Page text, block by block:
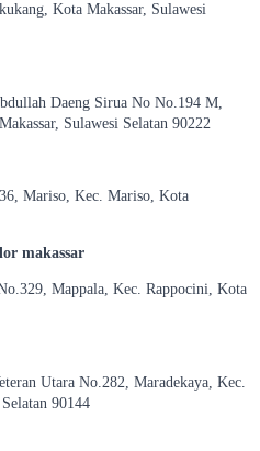
Kota Makassar, Sulawesi
Daeng Sirua No No.194 M,
Sulawesi Selatan 90222
Mariso, Kec. Mariso, Kota
makassar
Mappala, Kec. Rappocini, Kota
Utara No.282, Maradekaya, Kec.
90144